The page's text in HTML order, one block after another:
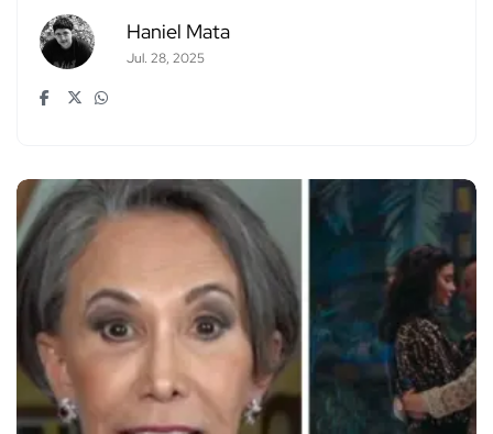
Haniel Mata
Jul. 28, 2025